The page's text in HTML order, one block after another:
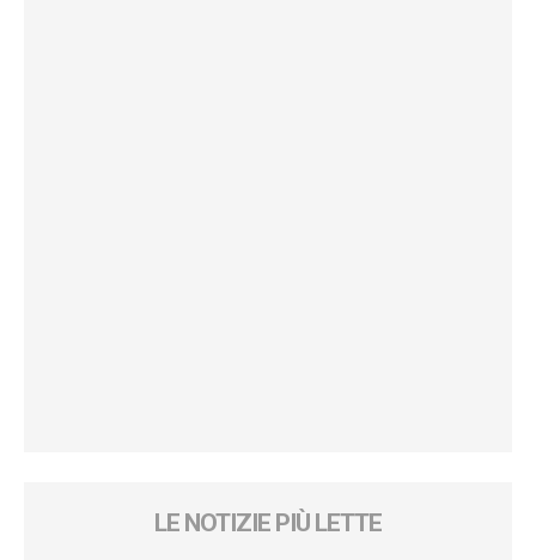
LE NOTIZIE PIÙ LETTE